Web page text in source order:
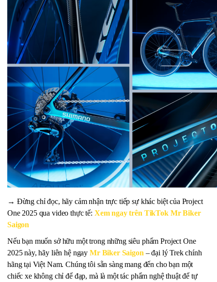
→ Đừng chỉ đọc, hãy cảm nhận trực tiếp sự khác biệt của Project
One 2025 qua video thực tế: Xem ngay trên TikTok Mr Biker
Saigon
Nếu bạn muốn sở hữu một trong những siêu phẩm Project One
2025 này, hãy liên hệ ngay Mr Biker Saigon – đại lý Trek chính
hãng tại Việt Nam. Chúng tôi sẵn sàng mang đến cho bạn một
chiếc xe không chỉ để đạp, mà là một tác phẩm nghệ thuật để tự